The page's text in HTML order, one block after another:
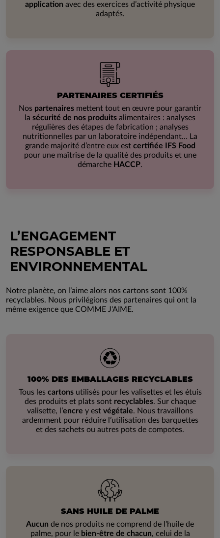
application avec des exercices d’activité physique
adaptés.
PARTENAIRES CERTIFIÉS
Nos partenaires mettent tout en œuvre pour garantir
la sécurité de nos produits alimentaires : analyses
régulières des étapes de fabrication ; analyses
nutritionnelles par un laboratoire indépendant… La
grande majorité d’entre eux est certifiée IFS Food
pour une maîtrise de la qualité des produits et une
démarche HACCP.
L’ENGAGEMENT
RESPONSABLE ET
ENVIRONNEMENTAL
Notre planète, on l’aime alors nos cartons sont 100%
recyclables. Nous privilégions des partenaires qui ont la
même exigence que COMME J'AIME.
100% DES EMBALLAGES RECYCLABLES
Tous les cartonsutilisés pour les valisettes et les étuis
des produits et plats sont recyclables. Sur chaque
valisette, l’encre y est végétale. Nous travaillons
ardemment pour réduire l’utilisation des barquettes
et des sachets ou autres pots de compotes.
SANS HUILE DE PALME
Aucun de nos produits ne comprend de l’huile de
palme, pour le bien-être de chacun, celui de la